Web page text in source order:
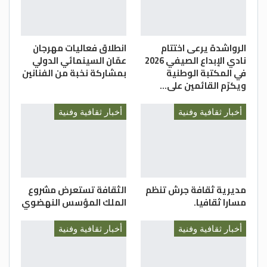
الرواشدة يرعى اختتام
نادي الإبداع الصيفي 2026
في المكتبة الوطنية
ويكرّم القائمين على…
انطلاق فعاليات مهرجان
عمّان السينمائي الدولي
بمشاركة نخبة من الفنانين
أخبار ثقافية وفنية
مديرية ثقافة جرش تنظم
مسارا ثقافيا.
أخبار ثقافية وفنية
الثقافة تستعرض مشروع
الملك المؤسس النهضوي
أخبار ثقافية وفنية أخبار ثقافية وفنية